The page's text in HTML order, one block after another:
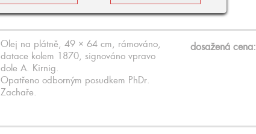
Olej na plátně, 49 × 64 cm, rámováno,
datace kolem 1870, signováno vpravo
dole A. Kirnig.
Opatřeno odborným posudkem PhDr.
Zachaře.
dosažená cena: